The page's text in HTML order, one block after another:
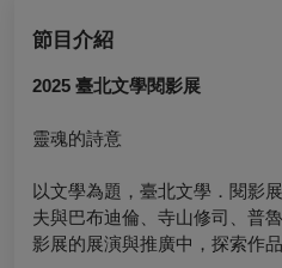
節目介紹
2025 臺北文學閱影展
靈魂的詩意
以文學為題，臺北文學．閱影
夫與巴布迪倫、寺山修司、普
影展的展演與推廣中，探索作